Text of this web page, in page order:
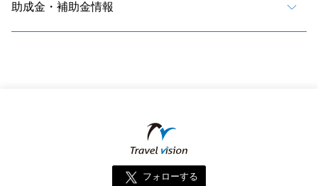
助成金・補助金情報
フォローする